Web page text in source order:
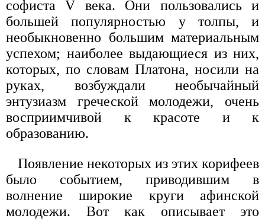
софиста V века. Они пользовались и
большей популярностью у толпы, и
необыкновенно большим материальным
успехом; наиболее выдающиеся из них,
которых, по словам Платона, носили на
руках, возбуждали необычайный
энтузиазм греческой молодежи, очень
восприимчивой к красоте и к
образованию.
Появление некоторых из этих корифеев
было со­бытием, приводившим в
волнение широкие круги афинской
молодежи. Вот как описывает это